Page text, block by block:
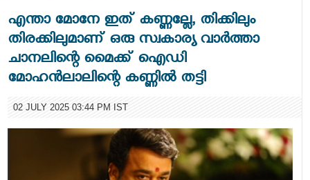
എന്താ മോനേ ഇത് കണ്ണല്ലേ, തിക്കിലും
തിരക്കിലുമാണ് ഒരു സ്വകാര്യ വാര്‍ത്താ
ചാനലിന്റെ മൈക്ക് ഐഡി
മോഹന്‍ലാലിന്റെ കണ്ണില്‍ തട്ടി
02 JULY 2025 03:44 PM IST